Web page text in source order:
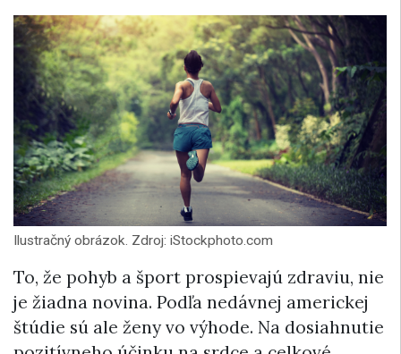
Ilustračný obrázok. Zdroj: iStockphoto.com
To, že pohyb a šport prospievajú zdraviu, nie
je žiadna novina. Podľa nedávnej americkej
štúdie sú ale ženy vo výhode. Na dosiahnutie